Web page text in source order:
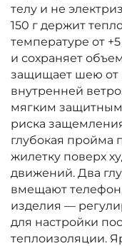
телу и не
150 г держит
температуре от
и сохраняет
защищает шею от
внутренней
мягким
риска
глубокая пройма
жилетку поверх
движений. Два
вмещают
изделия —
для настройки
теплоизоляции.